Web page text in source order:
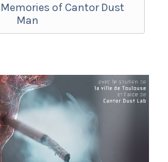
of Cantor Dust
Man